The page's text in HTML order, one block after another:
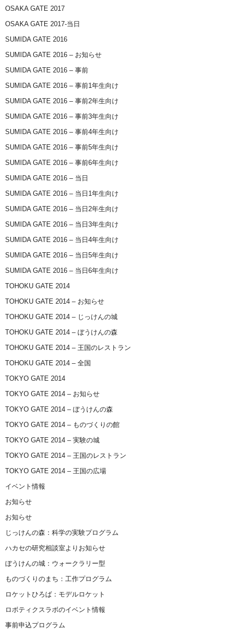
OSAKA GATE 2017
OSAKA GATE 2017-当日
SUMIDA GATE 2016
SUMIDA GATE 2016 – お知らせ
SUMIDA GATE 2016 – 事前
SUMIDA GATE 2016 – 事前1年生向け
SUMIDA GATE 2016 – 事前2年生向け
SUMIDA GATE 2016 – 事前3年生向け
SUMIDA GATE 2016 – 事前4年生向け
SUMIDA GATE 2016 – 事前5年生向け
SUMIDA GATE 2016 – 事前6年生向け
SUMIDA GATE 2016 – 当日
SUMIDA GATE 2016 – 当日1年生向け
SUMIDA GATE 2016 – 当日2年生向け
SUMIDA GATE 2016 – 当日3年生向け
SUMIDA GATE 2016 – 当日4年生向け
SUMIDA GATE 2016 – 当日5年生向け
SUMIDA GATE 2016 – 当日6年生向け
TOHOKU GATE 2014
TOHOKU GATE 2014 – お知らせ
TOHOKU GATE 2014 – じっけんの城
TOHOKU GATE 2014 – ぼうけんの森
TOHOKU GATE 2014 – 王国のレストラン
TOHOKU GATE 2014 – 全国
TOKYO GATE 2014
TOKYO GATE 2014 – お知らせ
TOKYO GATE 2014 – ぼうけんの森
TOKYO GATE 2014 – ものづくりの館
TOKYO GATE 2014 – 実験の城
TOKYO GATE 2014 – 王国のレストラン
TOKYO GATE 2014 – 王国の広場
イベント情報
お知らせ
お知らせ
じっけんの森：科学の実験プログラム
ハカセの研究相談室よりお知らせ
ぼうけんの城：ウォークラリー型
ものづくりのまち：工作プログラム
ロケットひろば：モデルロケット
ロボティクスラボのイベント情報
事前申込プログラム